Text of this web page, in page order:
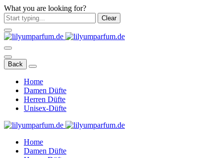
What you are looking for?
Clear
Back
Home
Damen Düfte
Herren Düfte
Unisex-Düfte
Home
Damen Düfte